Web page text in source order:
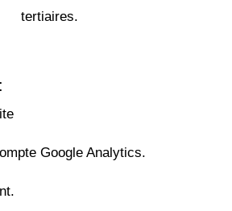
tertiaires.
Google Analytics.